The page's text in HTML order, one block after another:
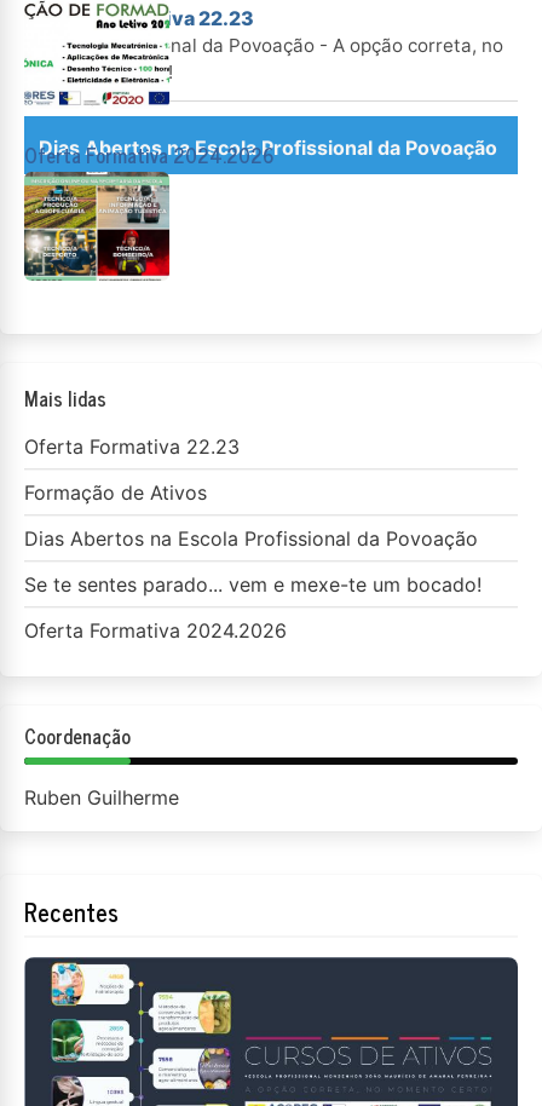
Oferta Formativa 22.23
Escola profissional da Povoação - A opção correta, no
momento certo!
Dias Abertos na Escola Profissional da Povoação
Oferta Formativa 2024.2026
Mais lidas
Oferta Formativa 22.23
Formação de Ativos
Dias Abertos na Escola Profissional da Povoação
Se te sentes parado... vem e mexe-te um bocado!
Oferta Formativa 2024.2026
Coordenação
Ruben Guilherme
Recentes